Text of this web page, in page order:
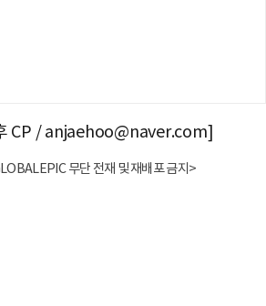
CP / anjaehoo@naver.com]
무단 전재 및 재배포 금지>